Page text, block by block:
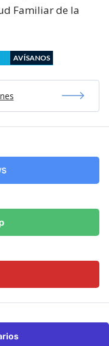
Familiar de la
AVÍSANOS